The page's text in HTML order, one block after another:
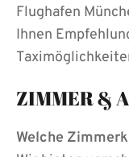
Flughafen
Ihnen
ZIMMER &
Welche